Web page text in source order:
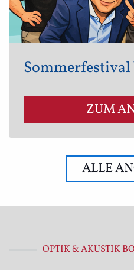
Sommerfestival
ZUM
ALLE
OPTIK & AKUSTIK